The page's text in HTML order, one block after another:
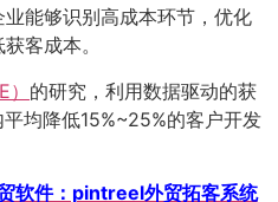
能够识别高成本环节，优化
客成本。
的研究，利用数据驱动的获
均降低15%~25%的客户开发
软件：pintreel外贸拓客系统